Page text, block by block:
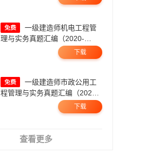
理与实务真题汇编（2020-
下载
程管理与实务真题汇编（2020-
下载
查看更多